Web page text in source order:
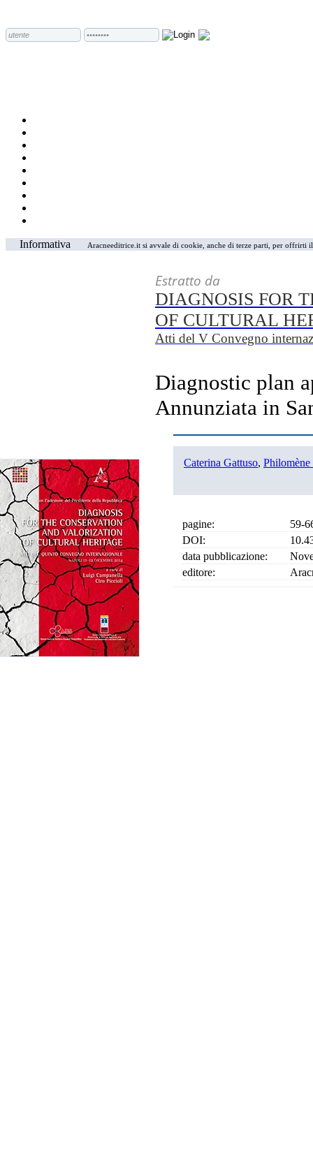
Informativa Aracneeditrice.it si avvale di cookie, anche di terze parti, per
Estratto da
DIAGNOSIS FOR
OF CULTURAL
Atti del V Convegno
Diagnostic plan
Annunziata in
Caterina Gattuso, Philomène
pagine:
59-
DOI:
data pubblicazione:
editore: